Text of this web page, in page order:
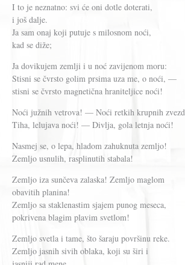
I to je neznatno: svi će oni dotle doterati,
i još dalje.
Ja sam onaj koji putuje s milosnom noći,
kad se diže;
Ja dovikujem zemlji i u noć zavijenom moru:
Stisni se čvrsto golim prsima uza me, o noći, —
stisni se čvrsto magnetična hraniteljice noći!
Noći južnih vetrova! — Noći retkih krupnih
Tiha, lelujava noći! — Divlja, gola letnja noći!
Nasmej se, o lepa, hladom zahuknuta zemljo!
Zemljo usnulih, rasplinutih stabala!
Zemljo iza sunčeva zalaska! Zemljo maglom
obavitih planina!
Zemljo sa staklenastim sjajem punog meseca,
pokrivena blagim plavim svetlom!
Zemljo svetla i tame, što šaraju površinu reke.
Zemljo jasnih sivih oblaka, koji su širi i